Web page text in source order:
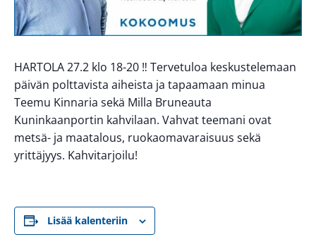
HARTOLA 27.2 klo 18-20 ‼️ Tervetuloa keskustelemaan
päivän polttavista aiheista ja tapaamaan minua
Teemu Kinnaria sekä Milla Bruneauta
Kuninkaanportin kahvilaan. Vahvat teemani ovat
metsä- ja maatalous, ruokaomavaraisuus sekä
yrittäjyys. Kahvitarjoilu!
Lisää kalenteriin